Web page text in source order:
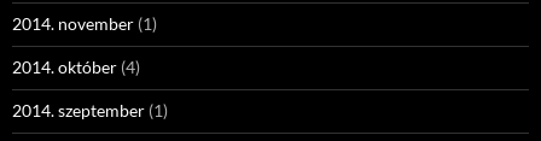
2014. november (1)
2014. október (4)
2014. szeptember (1)